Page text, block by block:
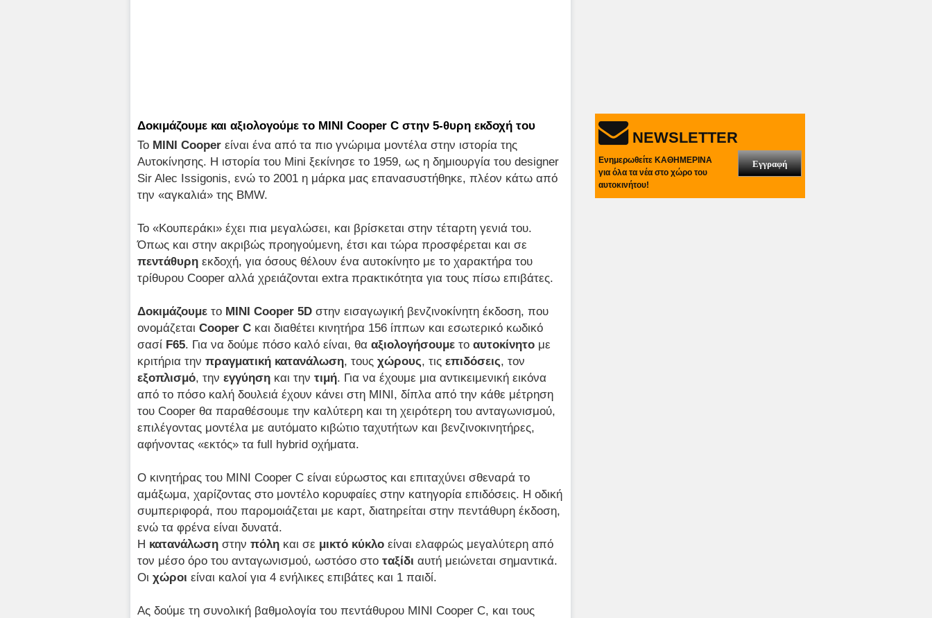
Δοκιμάζουμε και αξιολογούμε το MINI Cooper C στην 5-θυρη εκδοχή του
Το MINI Cooper είναι ένα από τα πιο γνώριμα μοντέλα στην ιστορία της
Αυτοκίνησης. Η ιστορία του Mini ξεκίνησε το 1959, ως η δημιουργία του designer
Sir Alec Issigonis, ενώ το 2001 η μάρκα μας επανασυστήθηκε, πλέον κάτω από
την «αγκαλιά» της BMW.
Το «Κουπεράκι» έχει πια μεγαλώσει, και βρίσκεται στην τέταρτη γενιά του.
Όπως και στην ακριβώς προηγούμενη, έτσι και τώρα προσφέρεται και σε
πεντάθυρη εκδοχή, για όσους θέλουν ένα αυτοκίνητο με το χαρακτήρα του
τρίθυρου Cooper αλλά χρειάζονται extra πρακτικότητα για τους πίσω επιβάτες.
Δοκιμάζουμε το MINI Cooper 5D στην εισαγωγική βενζινοκίνητη έκδοση, που
ονομάζεται Cooper C και διαθέτει κινητήρα 156 ίππων και εσωτερικό κωδικό
σασί F65. Για να δούμε πόσο καλό είναι, θα αξιολογήσουμε το αυτοκίνητο με
κριτήρια την πραγματική κατανάλωση, τους χώρους, τις επιδόσεις, τον
εξοπλισμό, την εγγύηση και την τιμή. Για να έχουμε μια αντικειμενική εικόνα
από το πόσο καλή δουλειά έχουν κάνει στη MINI, δίπλα από την κάθε μέτρηση
του Cooper θα παραθέσουμε την καλύτερη και τη χειρότερη του ανταγωνισμού,
επιλέγοντας μοντέλα με αυτόματο κιβώτιο ταχυτήτων και βενζινοκινητήρες,
αφήνοντας «εκτός» τα full hybrid οχήματα.
Ο κινητήρας του MINI Cooper C είναι εύρωστος και επιταχύνει σθεναρά το
αμάξωμα, χαρίζοντας στο μοντέλο κορυφαίες στην κατηγορία επιδόσεις. Η οδική
συμπεριφορά, που παρομοιάζεται με καρτ, διατηρείται στην πεντάθυρη έκδοση,
ενώ τα φρένα είναι δυνατά.
Η κατανάλωση στην πόλη και σε μικτό κύκλο είναι ελαφρώς μεγαλύτερη από
τον μέσο όρο του ανταγωνισμού, ωστόσο στο ταξίδι αυτή μειώνεται σημαντικά.
Οι χώροι είναι καλοί για 4 ενήλικες επιβάτες και 1 παιδί.
Ας δούμε τη συνολική βαθμολογία του πεντάθυρου MINI Cooper C, και τους
NEWSLETTER
Ενημερωθείτε ΚΑΘΗΜΕΡΙΝΑ
για όλα τα νέα στο χώρο του
αυτοκινήτου!
Εγγραφή